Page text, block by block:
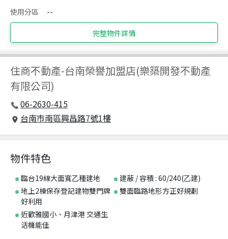
使用分區
--
完整物件詳情
住商不動產-台南榮譽加盟店(樂築開發不動產
有限公司)
06-2630-415
台南市南區興昌路7號1樓
物件特色
臨台19線大面寬乙種建地
建蔽 / 容積 : 60/240(乙建)
地上2棟保存登記建物雙門牌
好利用
雙面臨路地形方正好規劃
近歡雅國小、月津港 交通生
活機能佳